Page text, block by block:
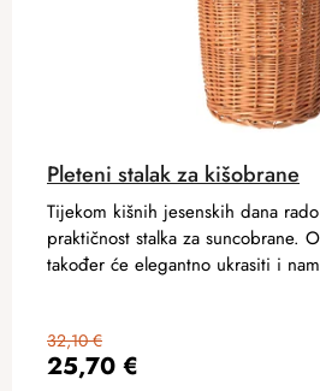
Pleteni stalak za kišobrane
25,70 €
32,10 €
Tijekom kišnih jesenskih dana
praktičnost stalka za suncobrane.
također će elegantno ukrasiti i